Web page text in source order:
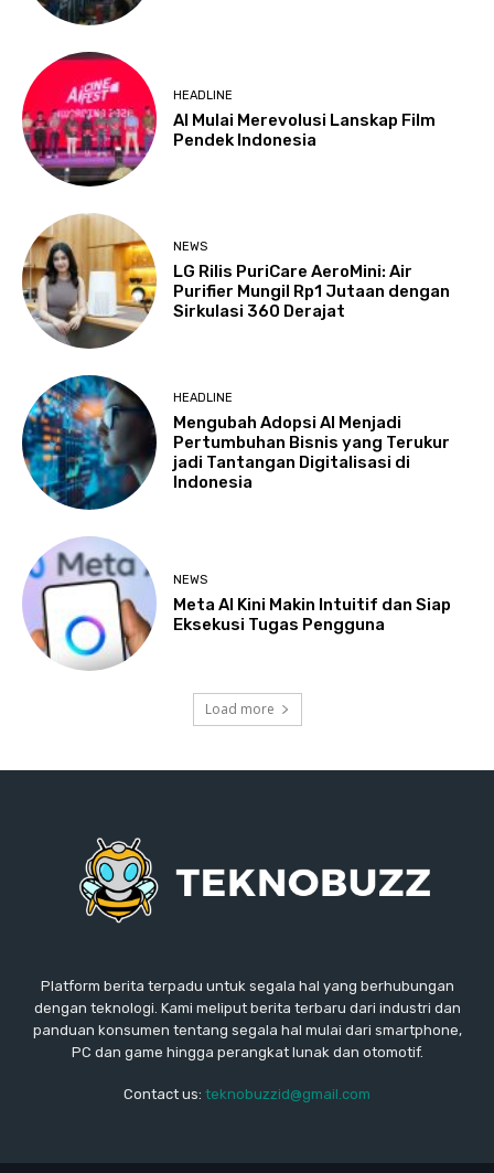
HEADLINE
AI Mulai Merevolusi Lanskap Film
Pendek Indonesia
NEWS
LG Rilis PuriCare AeroMini: Air
Purifier Mungil Rp1 Jutaan dengan
Sirkulasi 360 Derajat
HEADLINE
Mengubah Adopsi AI Menjadi
Pertumbuhan Bisnis yang Terukur
jadi Tantangan Digitalisasi di
Indonesia
NEWS
Meta AI Kini Makin Intuitif dan Siap
Eksekusi Tugas Pengguna
Load more
Platform berita terpadu untuk segala hal yang berhubungan
dengan teknologi. Kami meliput berita terbaru dari industri dan
panduan konsumen tentang segala hal mulai dari smartphone,
PC dan game hingga perangkat lunak dan otomotif.
Contact us: teknobuzzid@gmail.com